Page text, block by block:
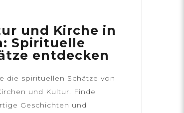
und Kirche in
Spirituelle
entdecken
die spirituellen Schätze von
und Kultur. Finde
Geschichten und